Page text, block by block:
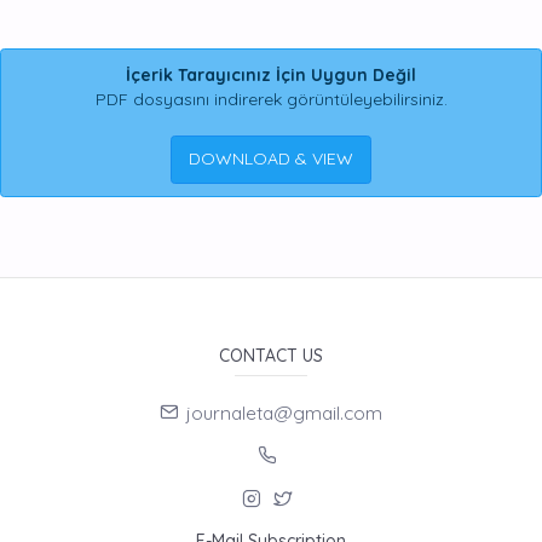
İçerik Tarayıcınız İçin Uygun Değil
PDF dosyasını indirerek görüntüleyebilirsiniz.
DOWNLOAD & VIEW
CONTACT US
journaleta@gmail.com